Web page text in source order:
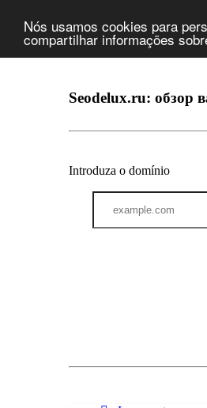
Nós usamos cookies para
compartilhar informações
Seodelux.ru: обзор
Introduza o domínio